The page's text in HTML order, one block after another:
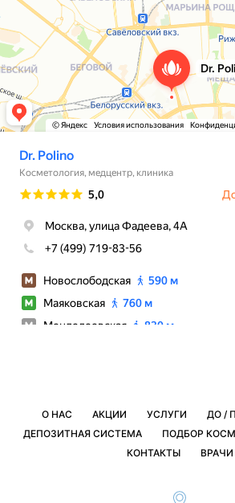
О НАС АКЦИИ УСЛУГИ ДО /
ДЕПОЗИТНАЯ СИСТЕМА
ПОДБОР
КОНТАКТЫ
ВРАЧИ